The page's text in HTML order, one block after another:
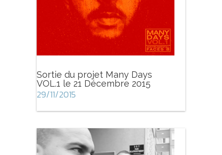
Sortie du projet Many Days
VOL.1 le 21 Décembre 2015
29/11/2015